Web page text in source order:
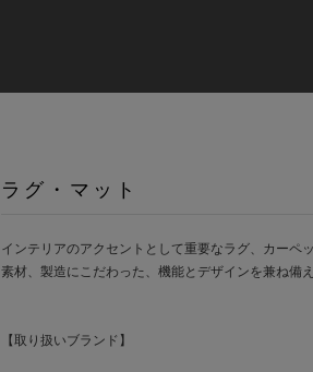
ラグ・マット
インテリアのアクセントとして重要なラグ、カーペッ
素材、製造にこだわった、機能とデザインを兼ね備
【取り扱いブランド】